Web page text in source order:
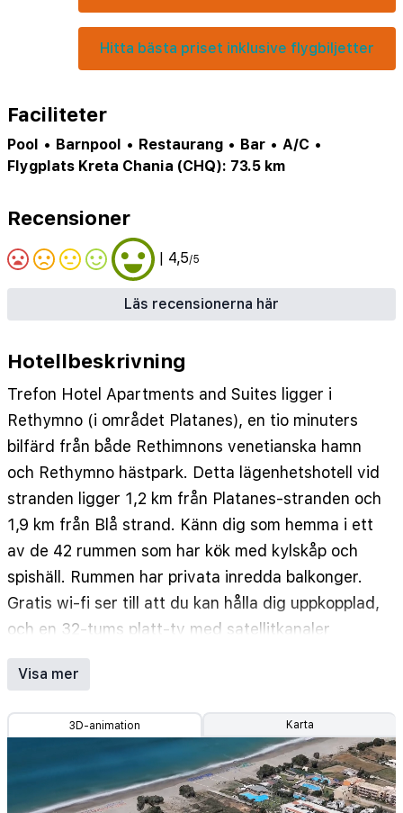
Hitta bästa priset inklusive flygbiljetter
Faciliteter
Pool • Barnpool • Restaurang • Bar • A/C •
Flygplats Kreta Chania (CHQ): 73.5 km
Recensioner
| 4,5/5
Läs recensionerna här
Hotellbeskrivning
Trefon Hotel Apartments and Suites ligger i
Rethymno (i området Platanes), en tio minuters
bilfärd från både Rethimnons venetianska hamn
och Rethymno hästpark. Detta lägenhetshotell vid
stranden ligger 1,2 km från Platanes-stranden och
1,9 km från Blå strand. Känn dig som hemma i ett
av de 42 rummen som har kök med kylskåp och
spishäll. Rummen har privata inredda balkonger.
Gratis wi-fi ser till att du kan hålla dig uppkopplad,
och en 32-tums platt-tv med satellitkanaler
erbjuder all underhållning du behöver. På rummet
finns telefon, värdeförvaringsskåp och
decimal.
Platanes-stranden - 1,2 km
Rethymno hästpark - 1,4 km
Visa mer
3D-animation Karta